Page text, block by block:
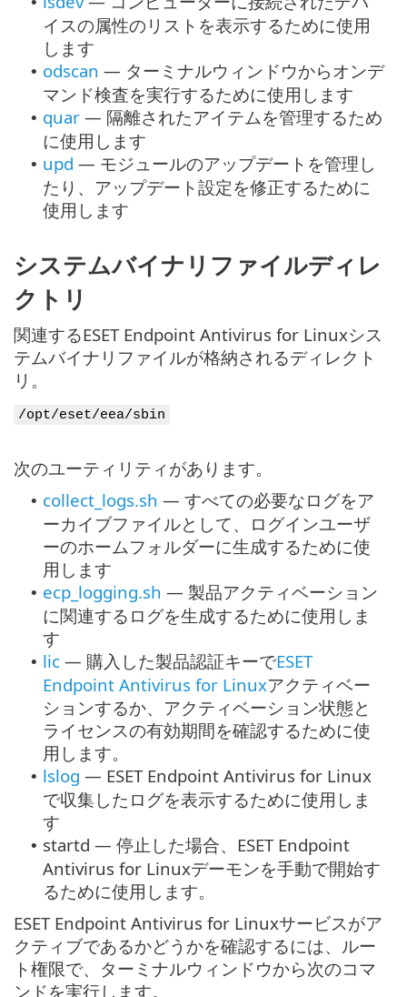
イスの属性のリストを表示するために使用
します
• odscan — ターミナルウィンドウからオンデ
マンド検査を実行するために使用します
• quar — 隔離されたアイテムを管理するため
に使用します
• upd — モジュールのアップデートを管理し
たり、アップデート設定を修正するために
使用します
システムバイナリファイルディレ
クトリ
関連するESET Endpoint Antivirus for Linuxシス
テムバイナリファイルが格納されるディレクト
リ。
/opt/eset/eea/sbin
次のユーティリティがあります。
• collect_logs.sh — すべての必要なログをア
ーカイブファイルとして、ログインユーザ
ーのホームフォルダーに生成するために使
用します
• ecp_logging.sh — 製品アクティベーション
に関連するログを生成するために使用しま
す
• lic — 購入した製品認証キーでESET
Endpoint Antivirus for Linuxアクティベー
ションするか、アクティベーション状態と
ライセンスの有効期間を確認するために使
用します。
• lslog — ESET Endpoint Antivirus for Linux
で収集したログを表示するために使用しま
す
• startd — 停止した場合、ESET Endpoint
Antivirus for Linuxデーモンを手動で開始す
るために使用します。
ESET Endpoint Antivirus for Linuxサービスがア
クティブであるかどうかを確認するには、ルー
ト権限で、ターミナルウィンドウから次のコマ
ンドを実行します。